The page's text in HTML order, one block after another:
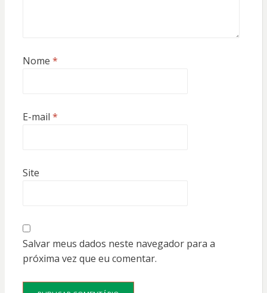
Nome *
E-mail *
Site
Salvar meus dados neste navegador para a
próxima vez que eu comentar.